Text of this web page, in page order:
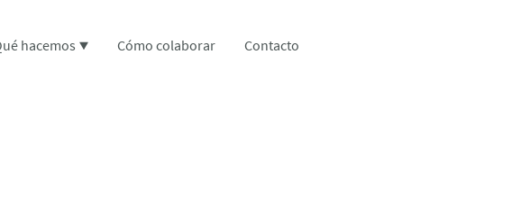
hacemos Cómo colaborar Contacto